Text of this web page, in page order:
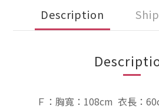
Description
Ｆ：胸寬：108cm 衣長：60